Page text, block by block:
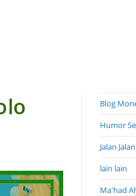
Blog
Humor
Jalan
lain lain
Ma'had